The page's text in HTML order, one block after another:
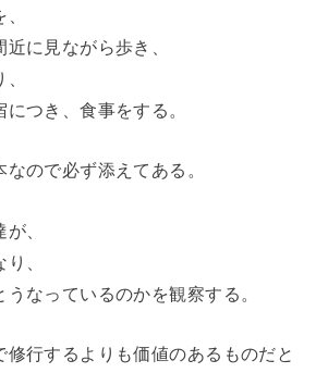
に見ながら歩き、
つき、食事をする。
ので必ず添えてある。
、
、
なっているのかを観察する。
修行するよりも価値のあるものだと